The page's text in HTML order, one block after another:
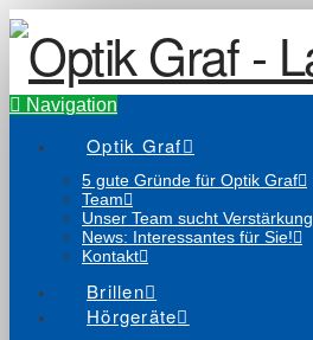
Navigation
Optik Graf
5 gute Gründe für Optik Graf
Team
Unser Team sucht Verstärkung
News: Interessantes für Sie!
Kontakt
Brillen
Hörgeräte